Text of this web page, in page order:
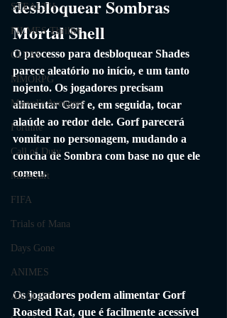
STEALTH
FILMES Thriller
GUIAS
MMORPG
Marvel's Avengers
Fortnite
Call of Duty
Minecraft
FIFA
Trials of Mana
Days Gone
ANIMES
ANÁLISES
desbloquear Sombras
Mortal Shell
O processo para desbloquear Shades
parece aleatório no início, e um tanto
nojento. Os jogadores precisam
alimentar Gorf e, em seguida, tocar
alaúde ao redor dele. Gorf parecerá
vomitar no personagem, mudando a
concha de Sombra com base no que ele
comeu.
Os jogadores podem alimentar Gorf
Roasted Rat, que é facilmente acessível